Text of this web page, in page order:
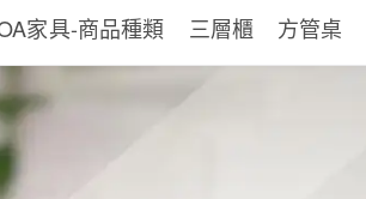
家具-商品種類 三層櫃 方管桌